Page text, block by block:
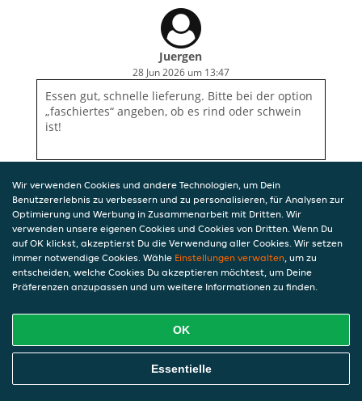
Juergen
28 Jun 2026 um 13:47
Essen gut, schnelle lieferung. Bitte bei der option
„faschiertes“ angeben, ob es rind oder schwein
ist!
Wir verwenden Cookies und andere Technologien, um Dein
Benutzererlebnis zu verbessern und zu personalisieren, für Analysen zur
Optimierung und Werbung in Zusammenarbeit mit Dritten. Wir
verwenden unsere eigenen Cookies und Cookies von Dritten. Wenn Du
auf OK klickst, akzeptierst Du die Verwendung aller Cookies. Wir setzen
immer notwendige Cookies. Wähle Einstellungen verwalten, um zu
entscheiden, welche Cookies Du akzeptieren möchtest, um Deine
Präferenzen anzupassen und um weitere Informationen zu finden.
OK
Essentielle